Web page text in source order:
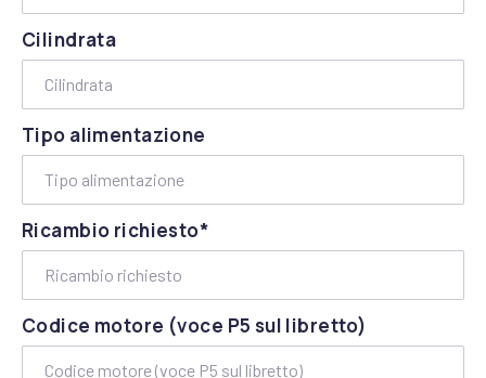
Cilindrata
Tipo alimentazione
Ricambio richiesto*
Codice motore (voce P5 sul libretto)